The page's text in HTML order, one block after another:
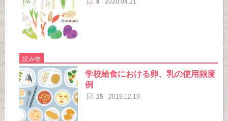
読み物
学校給食における卵、乳の使用頻度
例
15 2019.12.19